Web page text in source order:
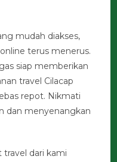
mudah diakses,
terus menerus.
siap memberikan
travel Cilacap
repot. Nikmati
dan menyenangkan
dari kami